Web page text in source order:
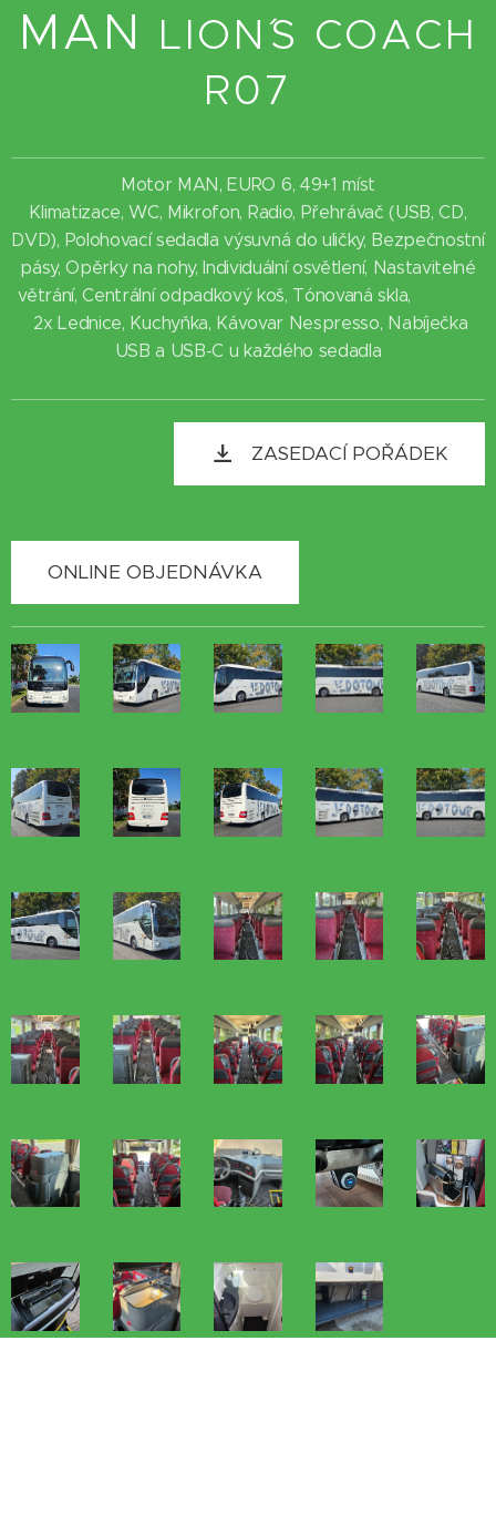
MAN LION´S COACH
R07
Motor MAN, EURO 6, 49+1 míst
Klimatizace, WC, Mikrofon, Radio, Přehrávač (USB, CD,
DVD), Polohovací sedadla výsuvná do uličky, Bezpečnostní
pásy, Opěrky na nohy, Individuální osvětlení, Nastavitelné
větrání, Centrální odpadkový koš, Tónovaná skla,
2x Lednice, Kuchyňka, Kávovar Nespresso, Nabíječka
USB a USB-C u každého sedadla
ZASEDACÍ POŘÁDEK
ONLINE OBJEDNÁVKA